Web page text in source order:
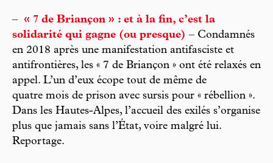
–
« 7 de Briançon » : et à la fin, c’est la
solidarité qui gagne (ou presque) – Condamnés
en 2018 après une manifestation antifasciste et
antifrontières, les « 7 de Briançon » ont été relaxés en
appel. L’un d’eux écope tout de même de
quatre mois de prison avec sursis pour « rébellion ».
Dans les Hautes-Alpes, l’accueil des exilés s’organise
plus que jamais sans l’État, voire malgré lui.
Reportage.